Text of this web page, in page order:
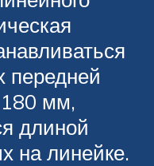
передней
мм,
длиной
на линейке.